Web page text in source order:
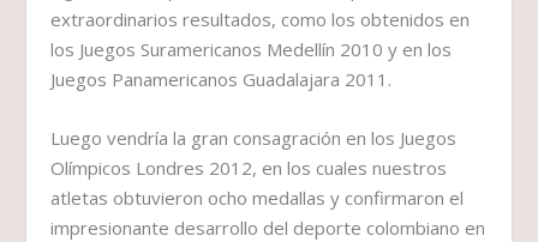
extraordinarios resultados, como los obtenidos en
los Juegos Suramericanos Medellín 2010 y en los
Juegos Panamericanos Guadalajara 2011.
Luego vendría la gran consagración en los Juegos
Olímpicos Londres 2012, en los cuales nuestros
atletas obtuvieron ocho medallas y confirmaron el
impresionante desarrollo del deporte colombiano en